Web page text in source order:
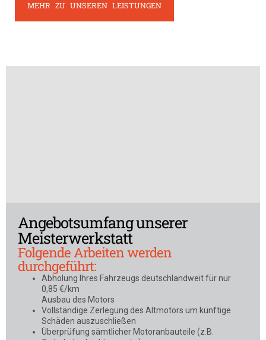
MEHR ZU UNSEREN LEISTUNGEN
Angebotsumfang unserer
Meisterwerkstatt
Folgende Arbeiten werden
durchgeführt:
Abholung Ihres Fahrzeugs deutschlandweit für nur
0,85 €/km
Ausbau des Motors
Vollständige Zerlegung des Altmotors um künftige
Schäden auszuschließen
Überprüfung sämtlicher Motoranbauteile (z.B.